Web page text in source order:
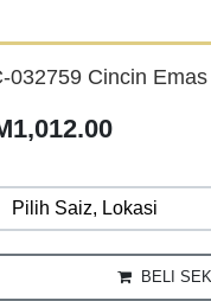
032759 Cincin
BELI